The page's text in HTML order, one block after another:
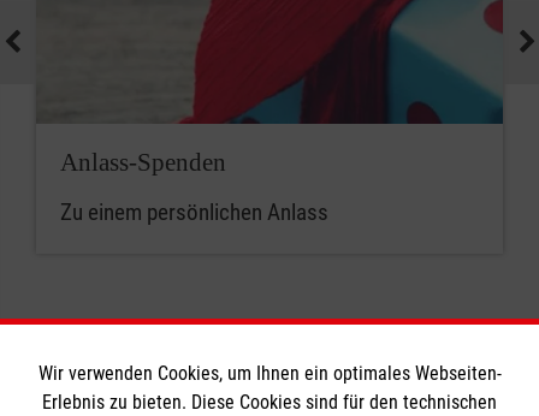
Anlass-Spenden
Zu einem persönlichen Anlass
Wir verwenden Cookies, um Ihnen ein optimales Webseiten-
Erlebnis zu bieten. Diese Cookies sind für den technischen